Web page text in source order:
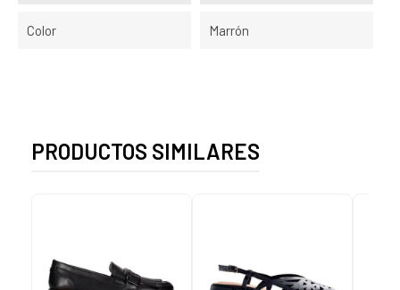
Color Marrón
PRODUCTOS SIMILARES